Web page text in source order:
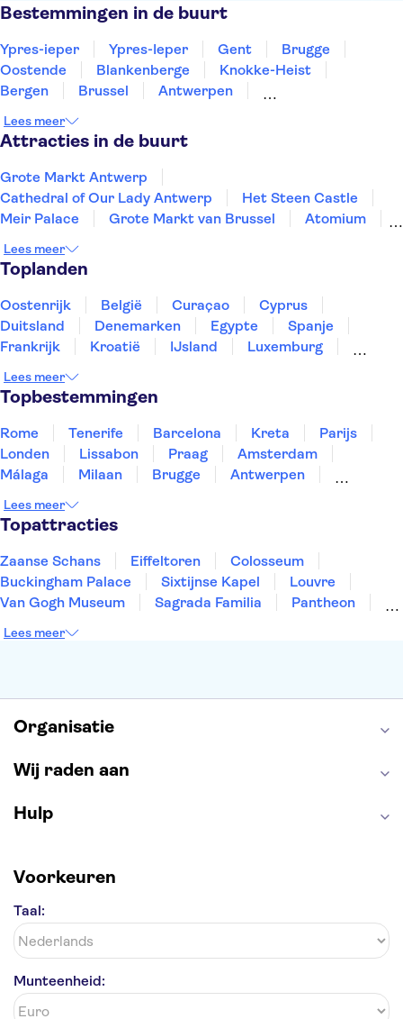
Bestemmingen in de buurt
Ypres-ieper Ypres-Ieper Gent
Brugge
Oostende
Blankenberge
Knokke-Heist
Bergen
Brussel
Antwerpen
Dinant
Turnhout
Lees meer
Attracties in de buurt
Grote Markt Antwerp
Cathedral of Our Lady Antwerp
Het Steen Castle
Meir Palace
Grote Markt van Brussel
Atomium
Castle Gravensteen
Rubens House
Museum aan de Stroom
De Halve Maan Brewery
Rosary Quay
Lees meer
Toplanden
Oostenrijk België Curaçao
Cyprus
Duitsland
Denemarken Egypte
Spanje
Frankrijk
Kroatië IJsland
Luxemburg
Slovenië
Thailand
Lees meer
Topbestemmingen
Rome Tenerife Barcelona Kreta
Parijs
Londen
Lissabon Praag
Amsterdam
Málaga
Milaan Brugge
Antwerpen
Eindhoven
Lees meer
Topattracties
Zaanse Schans Eiffeltoren
Colosseum
Buckingham Palace
Sixtijnse Kapel
Louvre
Van Gogh Museum
Sagrada Familia
Pantheon
Keukenhof
Lees meer
Organisatie
Wij raden aan
Hulp
Voorkeuren
Taal:
Munteenheid: